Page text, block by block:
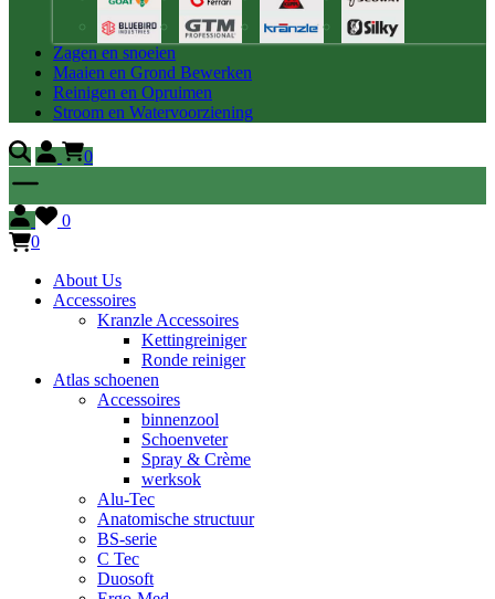
Zagen en snoeien
Maaien en Grond Bewerken
Reinigen en Opruimen
Stroom en Watervoorziening
0
0
0
About Us
Accessoires
Kranzle Accessoires
Kettingreiniger
Ronde reiniger
Atlas schoenen
Accessoires
binnenzool
Schoenveter
Spray & Crème
werksok
Alu-Tec
Anatomische structuur
BS-serie
C Tec
Duosoft